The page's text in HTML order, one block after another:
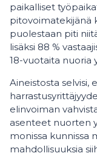
paikalliset
pitovoimatekijänä
puolestaan piti
lisäksi 88 %
18-vuotaita nuoria
Aineistosta
elinvoiman
asenteet nuorten
monissa kunnissa
mahdollisuuksia